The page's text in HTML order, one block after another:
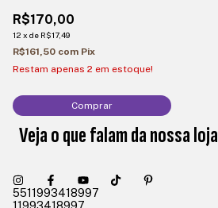
R$170,00
12 x de R$17,49
R$161,50 com Pix
Restam apenas 2 em estoque!
Comprar
Veja o que falam da nossa loja
5511993418997